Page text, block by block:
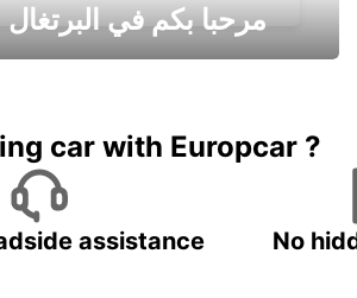
مرحبا بكم في البرتغال
car with Europcar ?
assistance No